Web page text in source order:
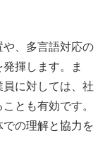
、多言語対応の
揮します。ま
に対しては、社
とも有効です。
の理解と協力を